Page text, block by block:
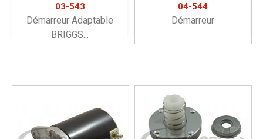
03-543
Démarreur Adaptable
BRIGGS...
04-544
Démarreur